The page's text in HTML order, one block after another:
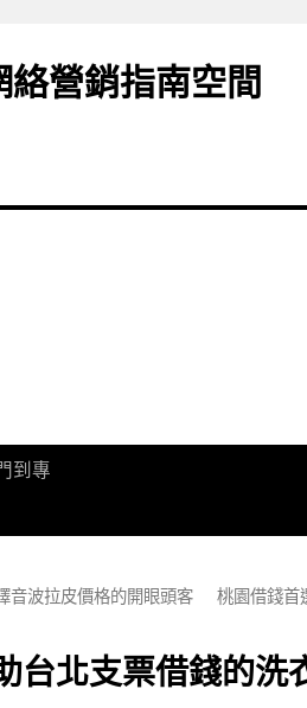
營銷指南空間
到專
音波拉皮價格的開眼頭客
桃園借錢首
台北支票借錢的洗